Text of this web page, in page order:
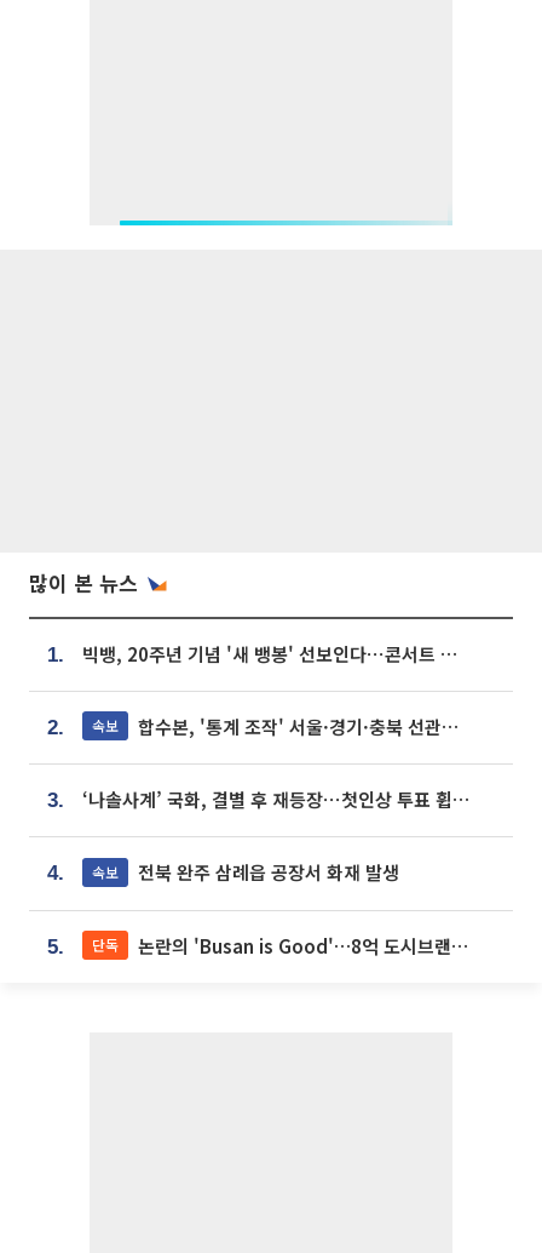
많이 본 뉴스
1. 빅뱅, 20주년 기념 '새 뱅봉' 선보인다⋯콘서트 앞두고 팝업 개최
2. 속보 합수본, '통계 조작' 서울·경기·충북 선관위 등 추가 압수수색
3. ‘나솔사계’ 국화, 결별 후 재등장⋯첫인상 투표 휩쓸고 ‘인기녀’ 등극
4. 속보 전북 완주 삼례읍 공장서 화재 발생
5. 단독 논란의 'Busan is Good'…8억 도시브랜드, 용산 대통령실 CI 업체가 수행